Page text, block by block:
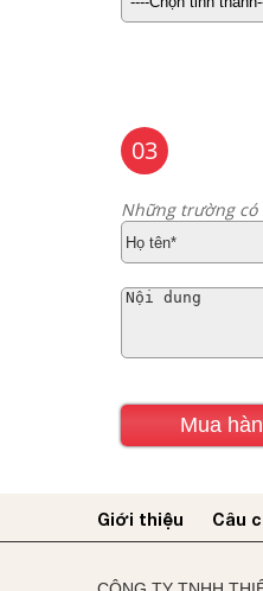
03
Những trường
Giới thiệu Câu